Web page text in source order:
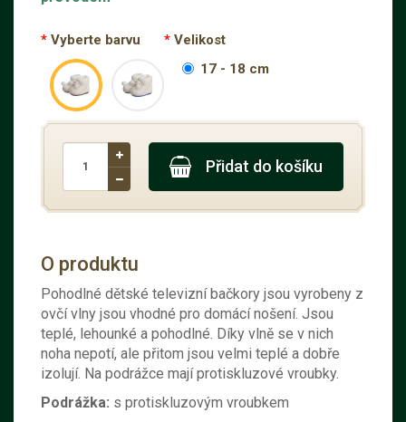
Vyberte barvu
Velikost
17 - 18 cm
Přidat do košíku
O produktu
Pohodlné dětské televizní bačkory jsou vyrobeny z
ovčí vlny jsou vhodné pro domácí nošení. Jsou
teplé, lehounké a pohodlné. Díky vlně se v nich
noha nepotí, ale přitom jsou velmi teplé a dobře
izolují. Na podrážce mají protiskluzové vroubky.
Podrážka: s protiskluzovým vroubkem